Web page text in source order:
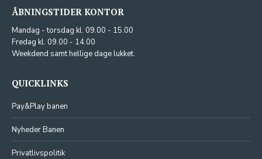
ÅBNINGSTIDER KONTOR
Mandag - torsdag kl. 09.00 - 15.00
Fredag kl. 09.00 - 14.00
Weekdend samt hellige dage lukket.
QUICKLINKS
Pay&Play banen
Nyheder Banen
Privatlivspolitik